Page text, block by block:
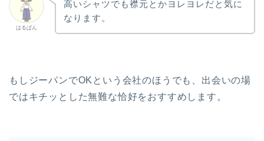
はるぱん
高いシャツでも襟元とかヨレヨレだと気に
なります。
もしジーパンでOKという会社のほうでも、出会いの場
ではキチッとした無難な恰好をおすすめします。